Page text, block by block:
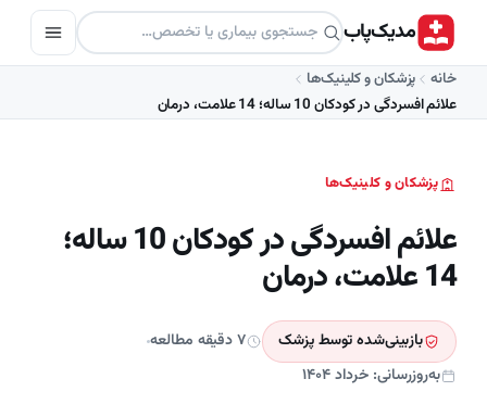
مدیک‌پاب
خانه
پزشکان و کلینیک‌ها
علائم افسردگی در کودکان 10 ساله؛ 14 علامت، درمان
پزشکان و کلینیک‌ها
علائم افسردگی در کودکان 10 ساله؛
14 علامت، درمان
بازبینی‌شده توسط پزشک
۷ دقیقه مطالعه
به‌روزرسانی: خرداد ۱۴۰۴